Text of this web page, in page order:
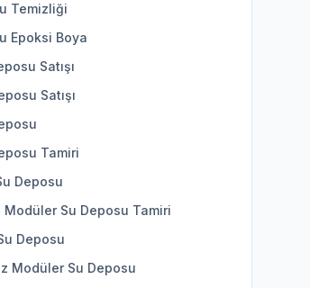
Temizliği
Epoksi Boya
Satışı
Satışı
Tamiri
Deposu
Modüler Su Deposu Tamiri
Deposu
Modüler Su Deposu